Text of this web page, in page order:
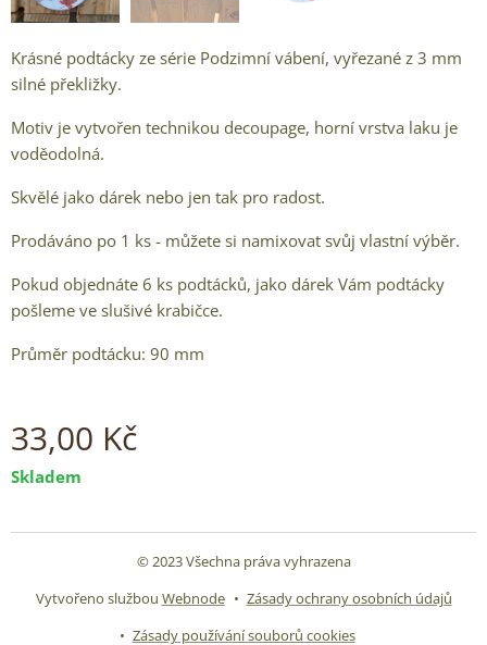
Krásné podtácky ze série Podzimní vábení, vyřezané z 3 mm
silné překližky.
Motiv je vytvořen technikou decoupage, horní vrstva laku je
voděodolná.
Skvělé jako dárek nebo jen tak pro radost.
Prodáváno po 1 ks - můžete si namixovat svůj vlastní výběr.
Pokud objednáte 6 ks podtácků, jako dárek Vám podtácky
pošleme ve slušivé krabičce.
Průměr podtácku: 90 mm
33,00 Kč
Skladem
© 2023 Všechna práva vyhrazena
Vytvořeno službou Webnode
Zásady ochrany osobních údajů
Zásady používání souborů cookies